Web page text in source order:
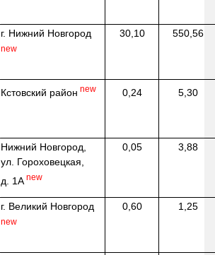
г. Нижний Новгород
new
30,10 550,56
Кстовский район new 0,24 5,30
Нижний Новгород,
ул. Гороховецкая,
д. 1А new
0,05 3,88
г. Великий Новгород
new
0,60 1,25